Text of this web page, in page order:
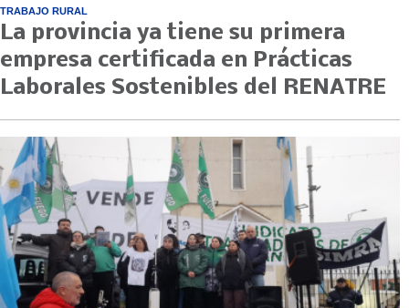
TRABAJO RURAL
La provincia ya tiene su primera
empresa certificada en Prácticas
Laborales Sostenibles del RENATRE